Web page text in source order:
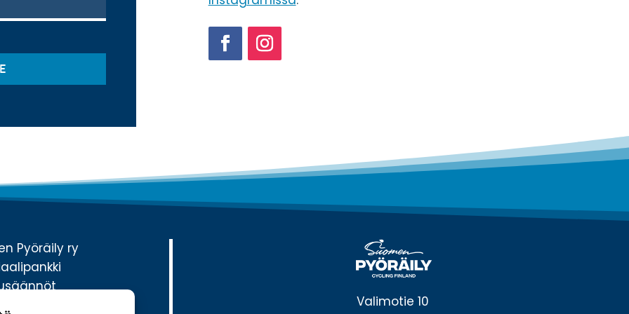
Pyöräily ry
Valimotie 10